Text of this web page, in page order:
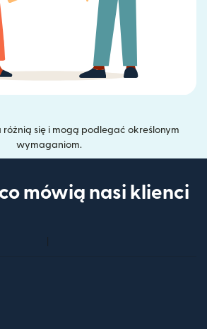
różnią się i mogą podlegać określonym
wymaganiom.
mówią nasi klienci